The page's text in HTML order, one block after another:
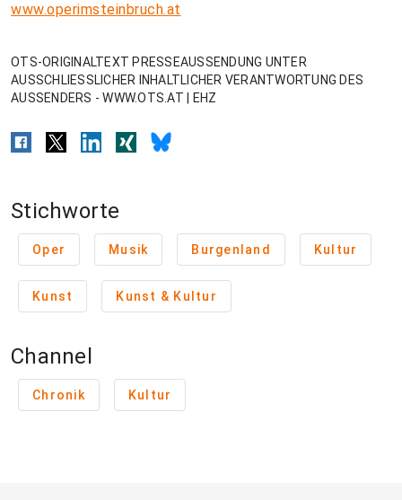
www.operimsteinbruch.at
OTS-ORIGINALTEXT PRESSEAUSSENDUNG UNTER
AUSSCHLIESSLICHER INHALTLICHER VERANTWORTUNG DES
AUSSENDERS - WWW.OTS.AT | EHZ
Stichworte
Oper Musik Burgenland Kultur
Kunst Kunst & Kultur
Channel
Chronik Kultur